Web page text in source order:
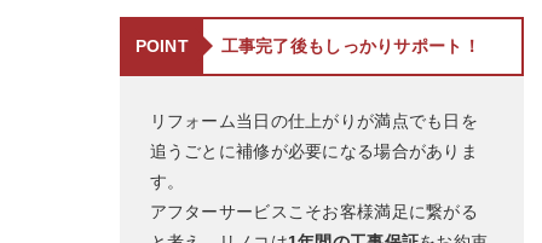
POINT 工事完了後もしっかりサポート！
リフォーム当日の仕上がりが満点でも日を
追うごとに補修が必要になる場合がありま
す。
アフターサービスこそお客様満足に繋がる